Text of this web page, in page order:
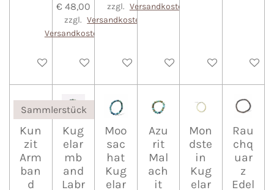
In den Warenkorb
€ 48,00
zzgl.
Versandkosten
In den Warenkorb
zzgl.
Versandkosten
In den Warenkorb
Versandkosten
In den WarenkorbIn den Warenkorb
In den
Kun
zit
Arm
ban
d
Sammlerstück
Kug
elar
mb
and
Labr
Moo
sac
hat
Kug
elar
Azu
rit
Mal
ach
it
Mon
dste
in
Kug
elar
Rau
chq
uar
z
Edel